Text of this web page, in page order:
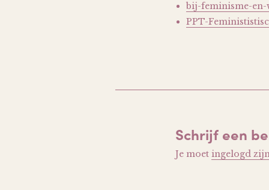
bij-feminisme-
PPT-
Schrijf een
Je moet ingelogd